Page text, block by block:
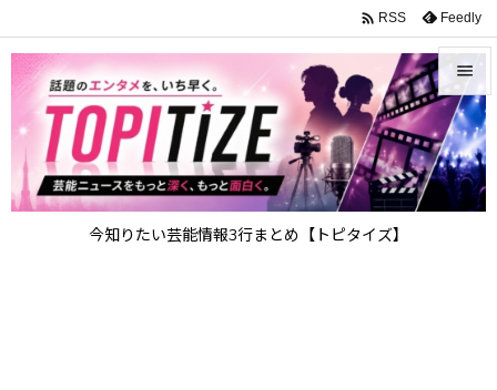
今知りたい芸能情報3行まとめ【トピタイズ】


メニュ

サイド
 RSS Feedly